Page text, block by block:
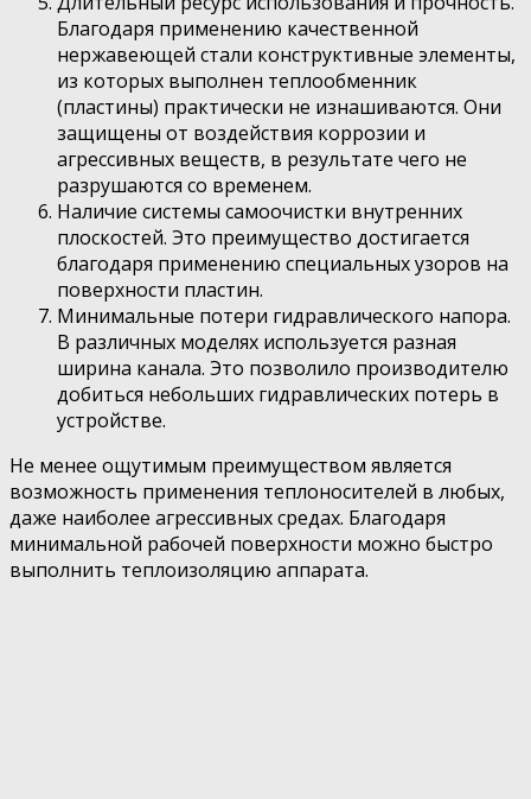
Благодаря применению качественной
нержавеющей стали конструктивные элементы,
из которых выполнен теплообменник
(пластины) практически не изнашиваются. Они
защищены от воздействия коррозии и
агрессивных веществ, в результате чего не
разрушаются со временем.
Наличие системы самоочистки внутренних
плоскостей. Это преимущество достигается
благодаря применению специальных узоров на
поверхности пластин.
Минимальные потери гидравлического напора.
В различных моделях используется разная
ширина канала. Это позволило производителю
добиться небольших гидравлических потерь в
устройстве.
Не менее ощутимым преимуществом является
возможность применения теплоносителей в любых,
даже наиболее агрессивных средах. Благодаря
минимальной рабочей поверхности можно быстро
выполнить теплоизоляцию аппарата.